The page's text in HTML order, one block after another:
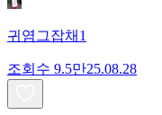
귀염그잡채1
조회수 9.5만25.08.28